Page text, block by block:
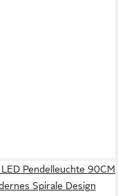
Pendelleuchte 90CM
Spirale Design